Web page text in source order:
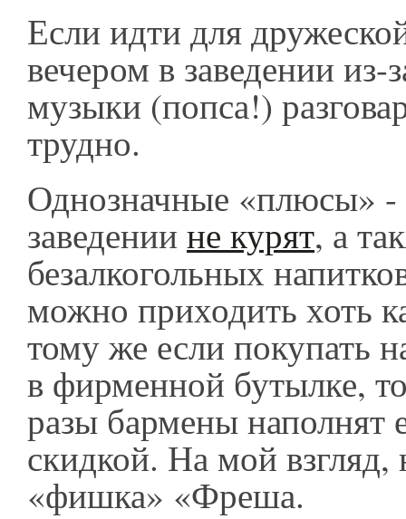
Если идти для
вечером в заведении из-
музыки (попса!)
трудно.
Однозначные «плюсы» -
заведении не курят, а
безалкогольных
можно приходить хоть
тому же если покупать
в фирменной бутылке,
разы бармены наполнят
скидкой. На мой взгляд,
«фишка» «Фреша.